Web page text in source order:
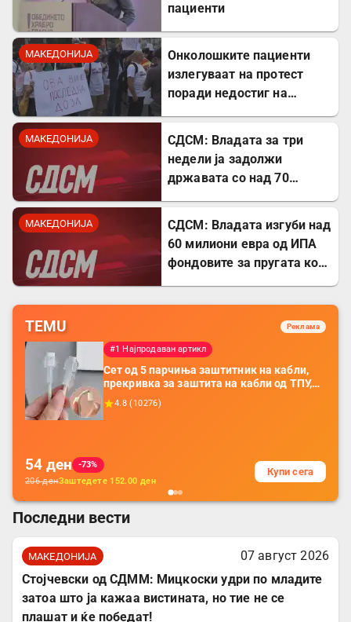
пациенти
МАКЕДОНИЈА
Онколошките пациенти
излегуваат на протест
поради недостиг на
МАКЕДОНИЈА
СДСМ: Владата за три
недели ја задолжи
државата со над 70
МАКЕДОНИЈА
СДСМ: Владата изгуби над
60 милиони евра од ИПА
фондовите за пругата кон
TEMU Реклама
#1 Најпродаван артикл
Сет од 5 парчиња заштитник на кабли,
прекривка за заштита на кабли од ТПУ,
додатоци за заштита на кабли, без
батерија, за мобилни телефони, комплет
4.8 ( 10276)
54 ден
-73%
206денЗаштедете 152.00 ден
Купи сега
Последни вести
МАКЕДОНИЈА
07 август 2026
Стојчевски од СДММ: Мицкоски удри по младите
затоа што ја кажаа вистината, но тие не се
плашат и ќе победат!